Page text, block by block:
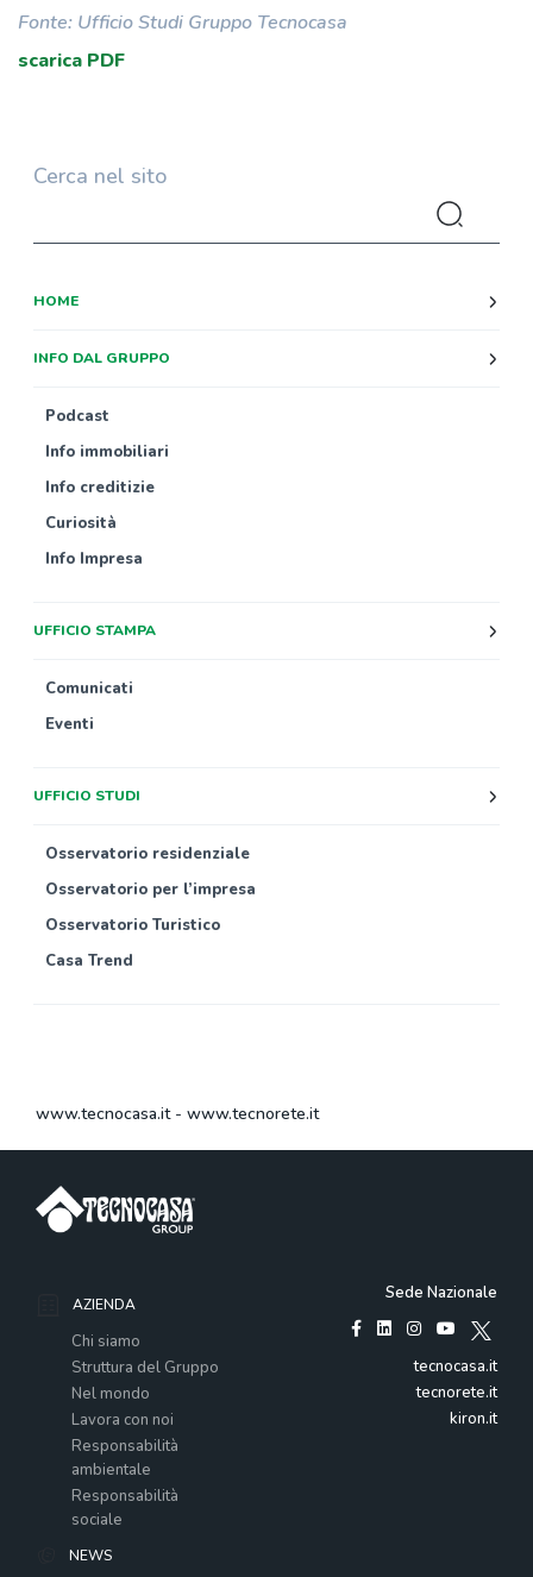
Fonte: Ufficio Studi Gruppo Tecnocasa
scarica PDF
Cerca nel sito
HOME
INFO DAL GRUPPO
Podcast
Info immobiliari
Info creditizie
Curiosità
Info Impresa
UFFICIO STAMPA
Comunicati
Eventi
UFFICIO STUDI
Osservatorio residenziale
Osservatorio per l’impresa
Osservatorio Turistico
Casa Trend
www.tecnocasa.it- www.tecnorete.it
AZIENDA
Chi siamo
Struttura del Gruppo
Nel mondo
Lavora con noi
Responsabilità
ambientale
Responsabilità
sociale
NEWS
Sede Nazionale
tecnocasa.it
tecnorete.it
kiron.it